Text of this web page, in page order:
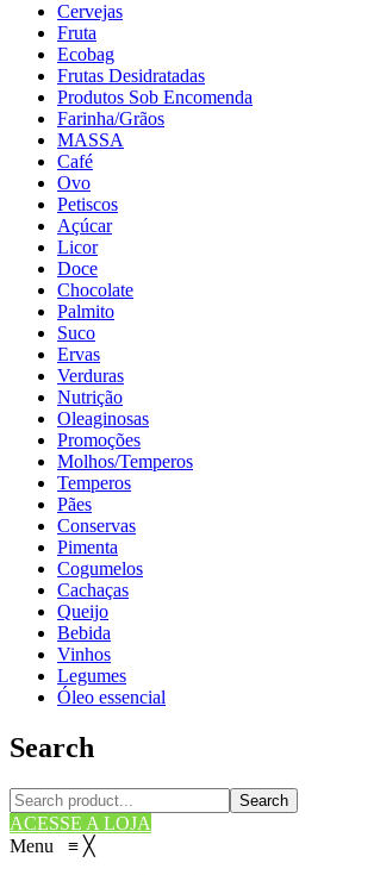
Cervejas
Fruta
Ecobag
Frutas Desidratadas
Produtos Sob Encomenda
Farinha/Grãos
MASSA
Café
Ovo
Petiscos
Açúcar
Licor
Doce
Chocolate
Palmito
Suco
Ervas
Verduras
Nutrição
Oleaginosas
Promoções
Molhos/Temperos
Temperos
Pães
Conservas
Pimenta
Cogumelos
Cachaças
Queijo
Bebida
Vinhos
Legumes
Óleo essencial
Search
Search
ACESSE A LOJA
Menu ≡ ╳